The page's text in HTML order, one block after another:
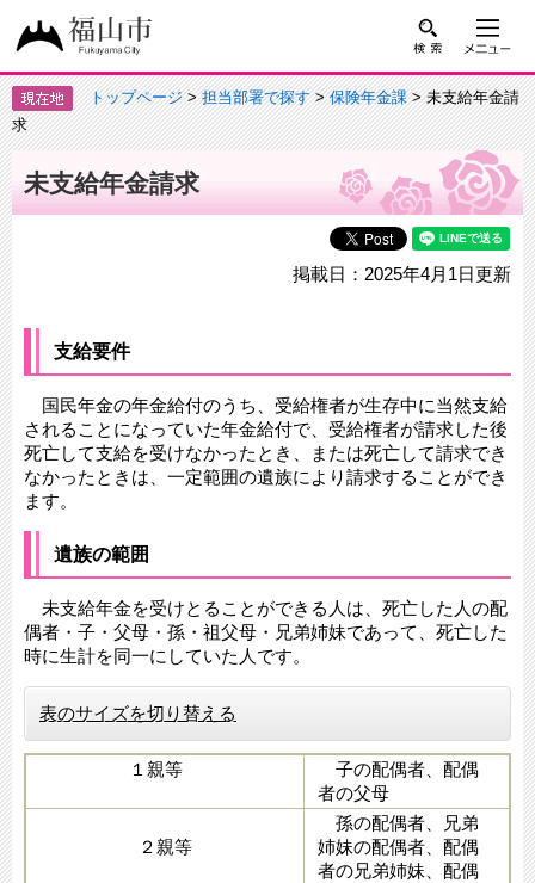
トップページ>担当部署で探す>保険年金課> 未支給年金請
求
未支給年金請求
掲載日：2025年4月1日更新
支給要件
国民年金の年金給付のうち、受給権者が生存中に当然支給
されることになっていた年金給付で、受給権者が請求した後
死亡して支給を受けなかったとき、または死亡して請求でき
なかったときは、一定範囲の遺族により請求することができ
ます。
遺族の範囲
未支給年金を受けとることができる人は、死亡した人の配
偶者・子・父母・孫・祖父母・兄弟姉妹であって、死亡した
時に生計を同一にしていた人です。
表のサイズを切り替える
１親等
子の配偶者、配偶
者の父母
２親等
孫の配偶者、兄弟
姉妹の配偶者、配偶
者の兄弟姉妹、配偶